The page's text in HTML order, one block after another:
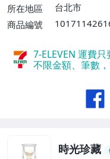
費】、宅配/
所在地區
台北市
商品編號
7-ELEVEN 運費只
不限金額、筆數
時光珍藏